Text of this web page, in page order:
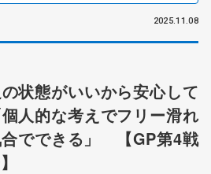
2025.11.08
状態がいいから安心して
人的な考えでフリー滑れ
でできる」 【GP第4戦